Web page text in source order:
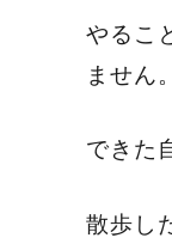
やるこ
ません
できた
散歩し